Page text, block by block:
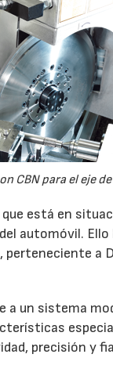
CBN para el eje
está en
automóvil.
, perteneciente a
a un sistema
precisión y
28/07/2026